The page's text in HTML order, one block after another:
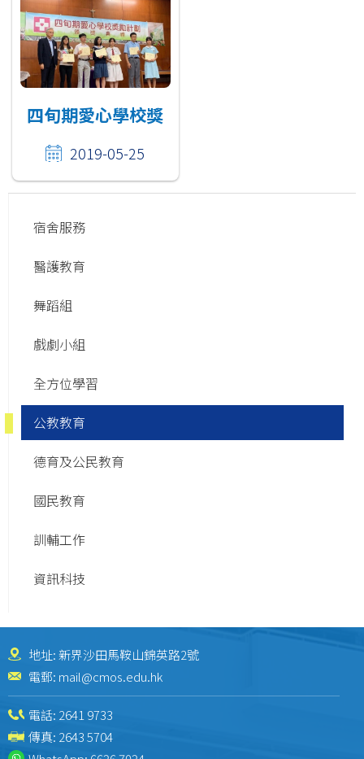
四旬期愛心學校獎
2019-05-25
navigation
宿舍服務
醫護教育
舞蹈組
戲劇小組
全方位學習
公教教育
德育及公民教育
國民教育
訓輔工作
資訊科技
地址: 新界沙田馬鞍山錦英路2號
電郵: mail@cmos.edu.hk
電話: 2641 9733
傳真: 2643 5704